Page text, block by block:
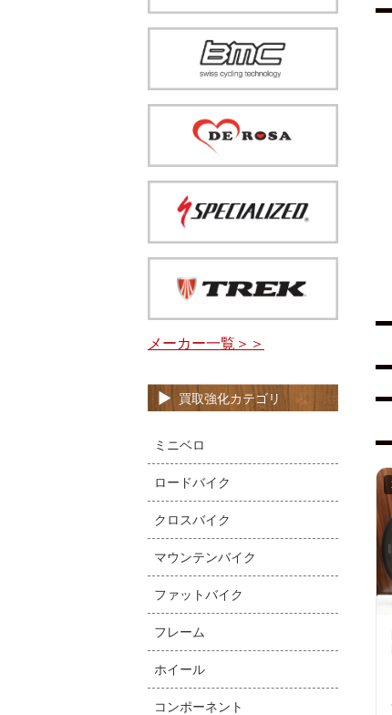
メーカー一覧＞＞
買取強化カテゴリ
ミニベロ
ロードバイク
クロスバイク
マウンテンバイク
ファットバイク
フレーム
ホイール
コンポーネント